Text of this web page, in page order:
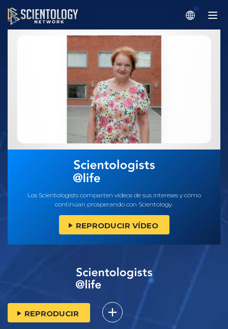
Los Scientologists comparten vídeos de sus intereses y cómo
continúan prosperando con Scientology.
REPRODUCIR VÍDEO
REPRODUCIR